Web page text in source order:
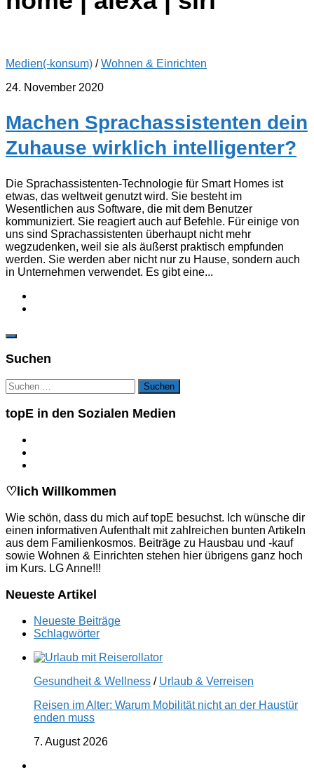
Medien(-konsum) /Wohnen & Einrichten
24. November 2020
Machen Sprachassistenten dein
Zuhause wirklich intelligenter?
Die Sprachassistenten-Technologie für Smart Homes ist
etwas, das weltweit genutzt wird. Sie besteht im
Wesentlichen aus Software, die mit dem Benutzer
kommuniziert. Sie reagiert auch auf Befehle. Für einige von
uns sind Sprachassistenten überhaupt nicht mehr
wegzudenken, weil sie als äußerst praktisch empfunden
werden. Sie werden aber nicht nur zu Hause, sondern auch
in Unternehmen verwendet. Es gibt eine...
Suchen
Suchen
nach:
topE in den Sozialen Medien
♡lich Willkommen
Wie schön, dass du mich auf topE besuchst. Ich wünsche dir
einen informativen Aufenthalt mit zahlreichen bunten Artikeln
aus dem Familienkosmos. Beiträge zu Hausbau und -kauf
sowie Wohnen & Einrichten stehen hier übrigens ganz hoch
im Kurs. LG Anne!!!
Neueste Artikel
Neueste Beiträge
Schlagwörter
Gesundheit & Wellness / Urlaub & Verreisen
Reisen im Alter: Warum Mobilität nicht an der Haustür
enden muss
7. August 2026